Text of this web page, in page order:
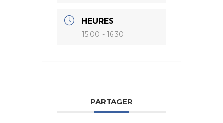
HEURES
15:00 - 16:30
PARTAGER